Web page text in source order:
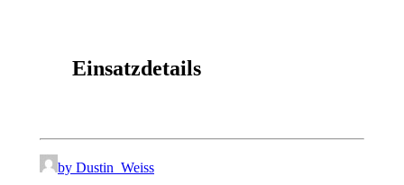
Einsatzdetails
by Dustin_Weiss